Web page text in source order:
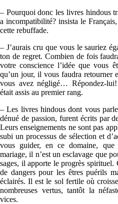
– Pourquoi donc les livres hindous
a incompatibilité? insista le
cette rebuffade.
– J’aurais cru que vous le sauriez
ton de regret. Combien de fois
votre conscience l’idée que vous
qu’un jour, il vous faudra retourner
vous avez négligé… Répondez-
était assis au premier rang.
– Les livres hindous dont vous
dénué de passion, furent écrits par
Leurs enseignements ne sont pas
subi un processus de sélection et
vous guider, en ce domaine,
mariage, il n’est un esclavage que
sages, il apporte le progrès spirituel.
de dangers pour les êtres puérils
éclairés. Il est le sol fertile où
nombreuses vertus, tantôt la
vices.